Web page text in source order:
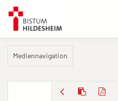
Mediennavigation